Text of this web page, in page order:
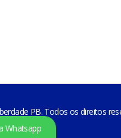
Whatsapp
PB. Todos os direitos